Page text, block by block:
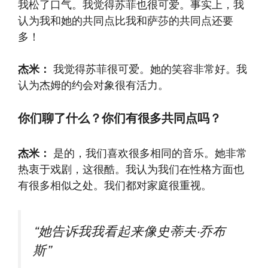
我松了口气。我觉得苏菲也很可爱。事实上，我
认为我和她的共同点比我和萨莎的共同点还要
多！
杰米： 我觉得苏菲很可爱。她的笑容非常好。我
认为杰姆的约会对象很有活力。
你们聊了什么？你们有很多共同点吗？
杰米： 是的，我们喜欢很多相同的音乐。她非常
热衷于戏剧，这很酷。我认为我们在性格方面也
有很多相似之处。我们都对家庭很重视。
“她告诉我我看起来像史蒂夫·乔布
斯”